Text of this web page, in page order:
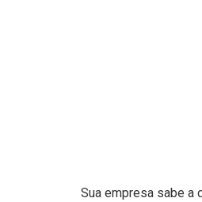
Sua empresa sabe a